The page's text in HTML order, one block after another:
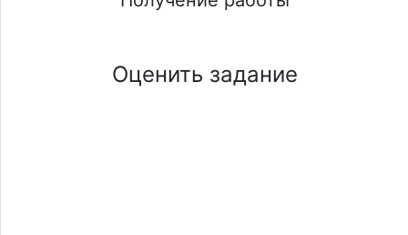
Оценить задание